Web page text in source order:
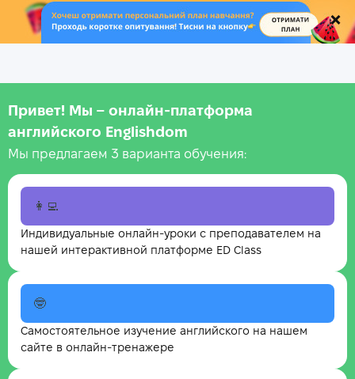
.
Привет! Мы – онлайн‑платформа
английского Englishdom
Мы предлагаем 3 варианта обучения:
👩‍💻
Индивидуальные онлайн-уроки с преподавателем на
нашей интерактивной платформе ED Class
🤓
Самостоятельное изучение английского на нашем
сайте в онлайн-тренажере